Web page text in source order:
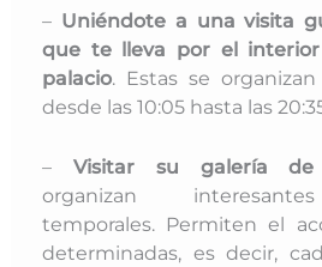
– Uniéndote a una visita
que te lleva por el
palacio. Estas se
desde las 10:05 hasta las
–Visitar su galería de
organizan
temporales. Permiten el
determinadas, es decir,